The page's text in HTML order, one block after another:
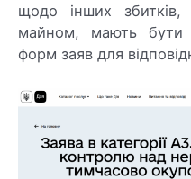
щодо інших збитків,
майном, мають бути
форм заяв для